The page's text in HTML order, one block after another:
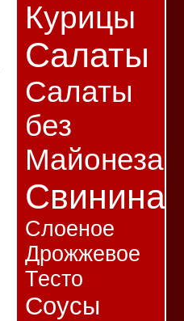
Курицы
Салаты
Салаты
без
Майонеза
Свинина
Слоеное
Дрожжевое
Тесто
Соусы